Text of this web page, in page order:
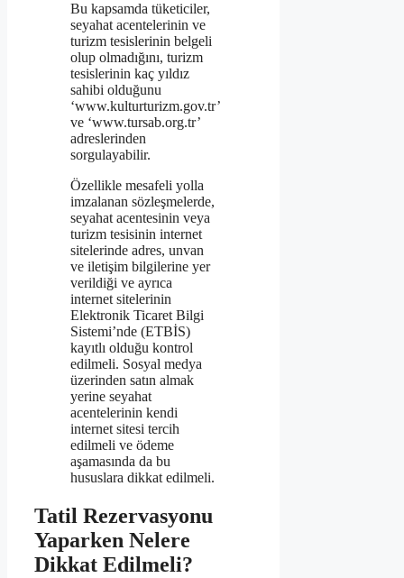
Bu kapsamda tüketiciler,
seyahat acentelerinin ve
turizm tesislerinin belgeli
olup olmadığını, turizm
tesislerinin kaç yıldız
sahibi olduğunu
‘www.kulturturizm.gov.tr’
ve ‘www.tursab.org.tr’
adreslerinden
sorgulayabilir.
Özellikle mesafeli yolla
imzalanan sözleşmelerde,
seyahat acentesinin veya
turizm tesisinin internet
sitelerinde adres, unvan
ve iletişim bilgilerine yer
verildiği ve ayrıca
internet sitelerinin
Elektronik Ticaret Bilgi
Sistemi’nde (ETBİS)
kayıtlı olduğu kontrol
edilmeli. Sosyal medya
üzerinden satın almak
yerine seyahat
acentelerinin kendi
internet sitesi tercih
edilmeli ve ödeme
aşamasında da bu
hususlara dikkat edilmeli.
Tatil Rezervasyonu
Yaparken Nelere
Dikkat Edilmeli?